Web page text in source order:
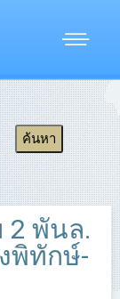
พันล.
พิทักษ์-